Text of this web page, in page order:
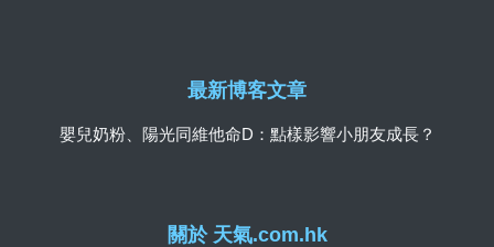
關於 天氣.com.hk
最新博客文章
嬰兒奶粉、陽光同維他命D：點樣影響小朋友成長？